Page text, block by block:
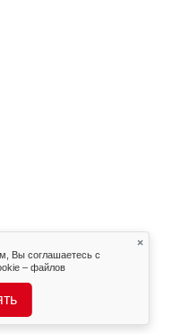
Вы соглашаетесь с
– файлов
×